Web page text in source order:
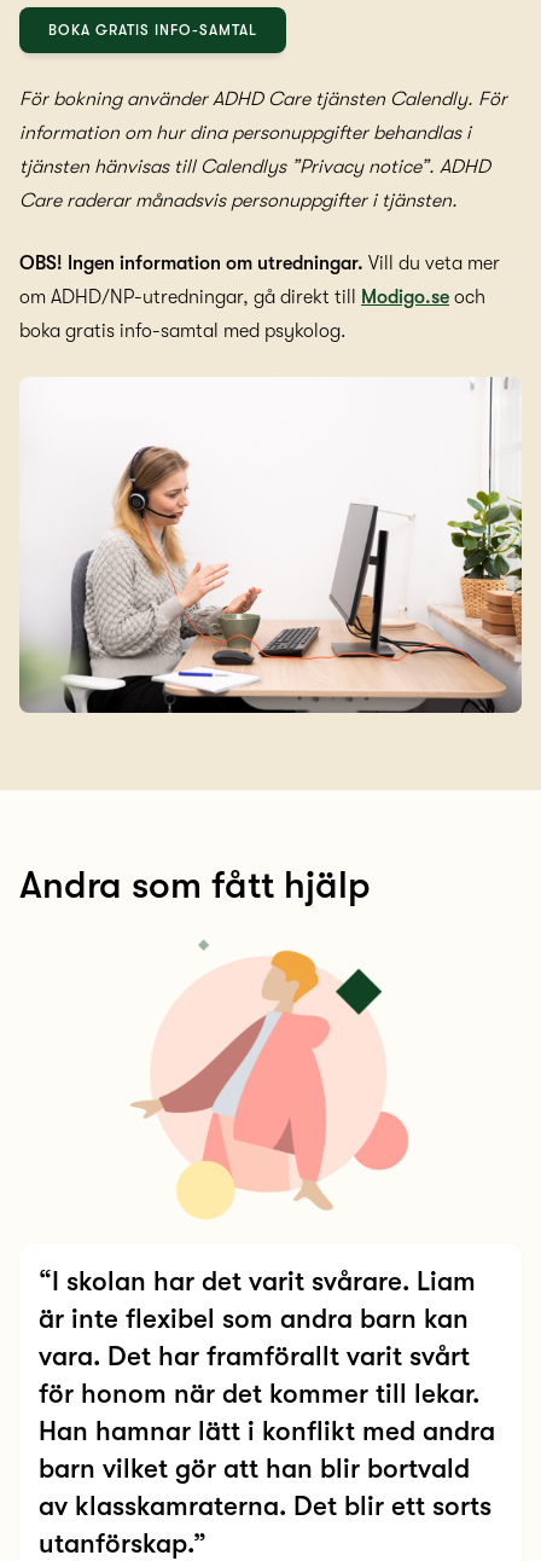
BOKA GRATIS INFO-SAMTAL
För bokning använder ADHD Care tjänsten Calendly. För
information om hur dina personuppgifter behandlas i
tjänsten hänvisas till Calendlys ”Privacy notice”. ADHD
Care raderar månadsvis personuppgifter i tjänsten.
OBS! Ingen information om utredningar. Vill du veta mer
om ADHD/NP-utredningar, gå direkt till
Modigo.se och
boka gratis info-samtal med psykolog.
Andra som fått hjälp
“I skolan har det varit svårare. Liam
är inte flexibel som andra barn kan
vara. Det har framförallt varit svårt
för honom när det kommer till lekar.
Han hamnar lätt i konflikt med andra
barn vilket gör att han blir bortvald
av klasskamraterna. Det blir ett sorts
utanförskap.”